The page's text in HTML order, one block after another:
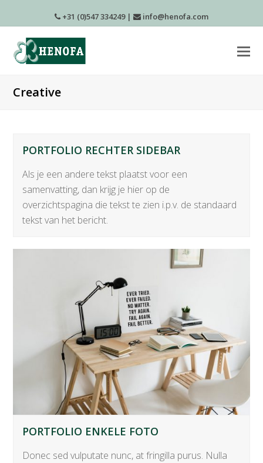
+31 (0)547 334249| info@henofa.com
Creative
PORTFOLIO RECHTER SIDEBAR
Als je een andere tekst plaatst voor een
samenvatting, dan krijg je hier op de
overzichtspagina die tekst te zien i.p.v. de standaard
tekst van het bericht.
PORTFOLIO ENKELE FOTO
Donec sed vulputate nunc, at fringilla purus. Nulla